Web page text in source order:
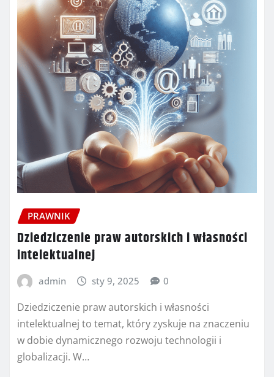
PRAWNIK
Dziedziczenie praw autorskich i własności
intelektualnej
admin sty 9, 2025 0
Dziedziczenie praw autorskich i własności
intelektualnej to temat, który zyskuje na znaczeniu
w dobie dynamicznego rozwoju technologii i
globalizacji. W…